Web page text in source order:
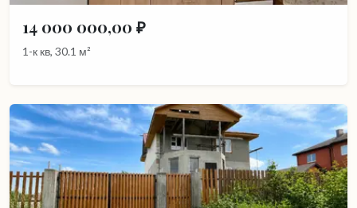
14 000 000,00 ₽
1-к кв, 30.1 м²